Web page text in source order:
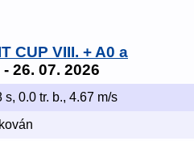
CUP VIII. + A0 a
26. 07. 2026
s, 0.0 tr. b., 4.67 m/s